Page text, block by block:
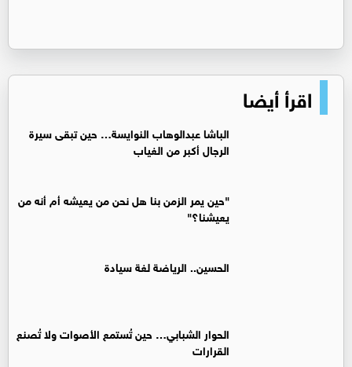
اقرأ أيضا
الباشا عبدالوهاب النوايسة… حين تبقى سيرة
الرجال أكبر من الغياب
"حين يمر الزمن بنا هل نحن من يعيشه أم أنه من
يعيشنا؟"
الحسين.. الرياضة لغة سيادة
الحوار الشبابي… حين تُستمع الأصوات ولا تُصنع
القرارات